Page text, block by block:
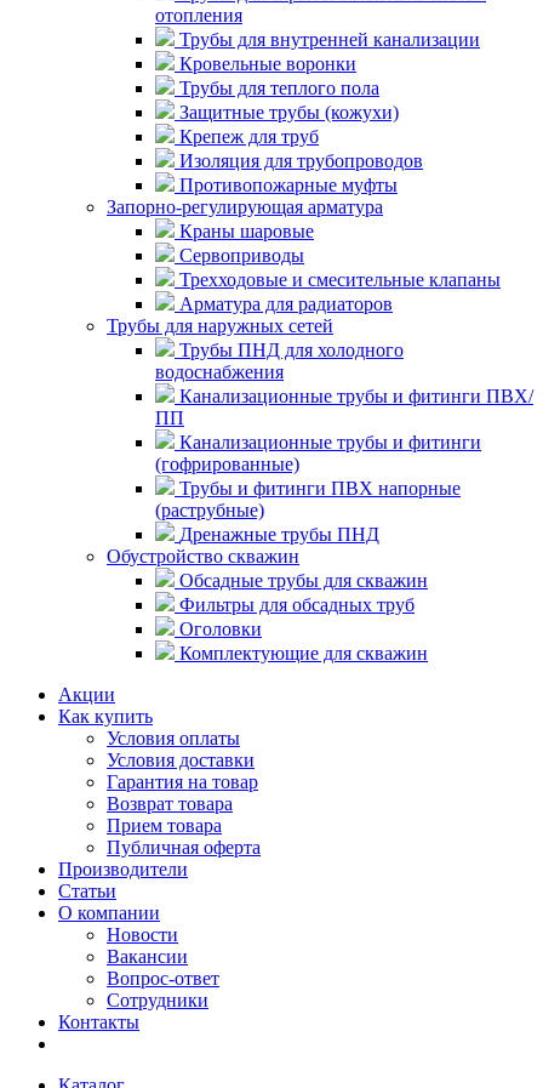
отопления
Трубы для внутренней канализации
Кровельные воронки
Трубы для теплого пола
Защитные трубы (кожухи)
Крепеж для труб
Изоляция для трубопроводов
Противопожарные муфты
Запорно-регулирующая арматура
Краны шаровые
Сервоприводы
Трехходовые и смесительные клапаны
Арматура для радиаторов
Трубы для наружных сетей
Трубы ПНД для холодного
водоснабжения
Канализационные трубы и фитинги ПВХ/
ПП
Канализационные трубы и фитинги
(гофрированные)
Трубы и фитинги ПВХ напорные
(раструбные)
Дренажные трубы ПНД
Обустройство скважин
Обсадные трубы для скважин
Фильтры для обсадных труб
Оголовки
Комплектующие для скважин
Акции
Как купить
Условия оплаты
Условия доставки
Гарантия на товар
Возврат товара
Прием товара
Публичная оферта
Производители
Статьи
О компании
Новости
Вакансии
Вопрос-ответ
Сотрудники
Контакты